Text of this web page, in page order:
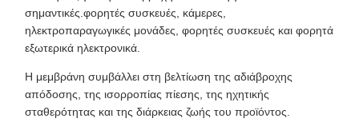
σημαντικές.φορητές συσκευές, κάμερες,
ηλεκτροπαραγωγικές μονάδες, φορητές συσκευές και φορητά
εξωτερικά ηλεκτρονικά.
Η μεμβράνη συμβάλλει στη βελτίωση της αδιάβροχης
απόδοσης, της ισορροπίας πίεσης, της ηχητικής
σταθερότητας και της διάρκειας ζωής του προϊόντος.